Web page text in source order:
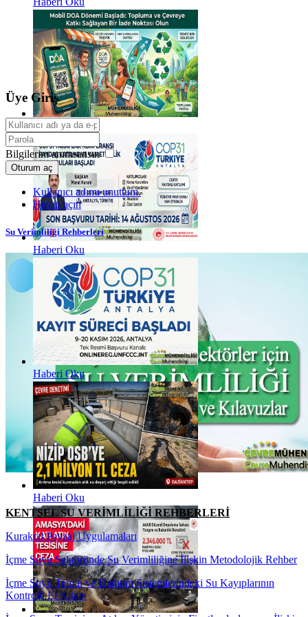
Haberi Oku
Haberi Oku
Haberi Oku
Haberi Oku
Üye Giriş
Bilgilerim anımsansın
Oturum aç
Kullanıcı adımı unuttum.
Hesap açın
Su Verimliliği Rehberleri
KENTSEL SU VERİMLİLİĞİ REHBERLERİ
Kurakçıl Peyzaj Uygulamaları
İçme Suyu Sektöründe Su Verimliliğine İlişkin Metodolojik Rehber
İçme Suyu Temin ve Dağıtım Sistemlerindeki Su Kayıplarının
Kontrolü El Kitabı